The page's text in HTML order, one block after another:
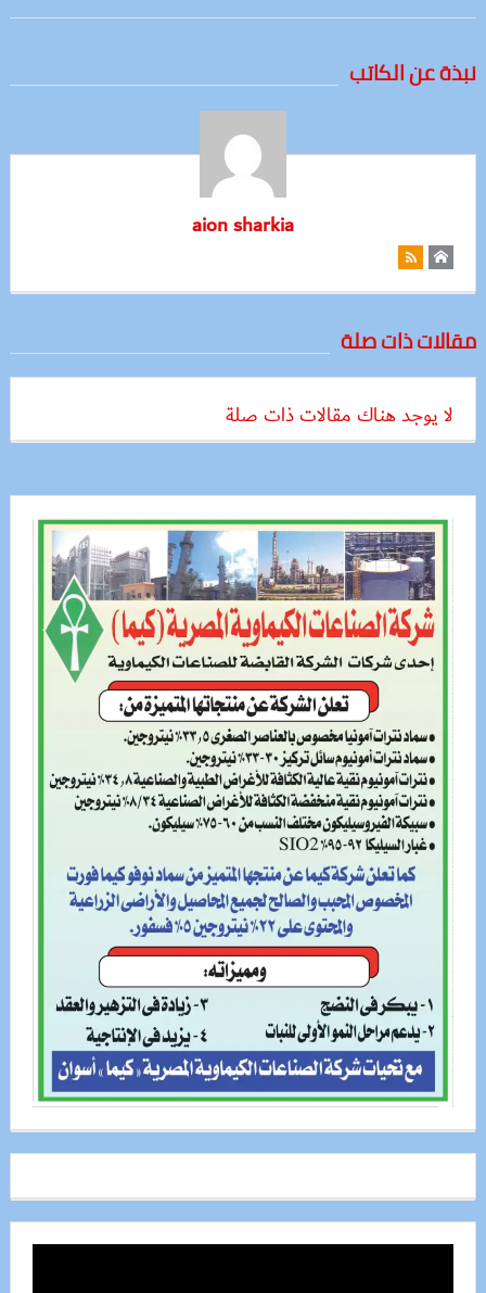
نبذة عن الكاتب
aion sharkia
مقالات ذات صلة
لا يوجد هناك مقالات ذات صلة